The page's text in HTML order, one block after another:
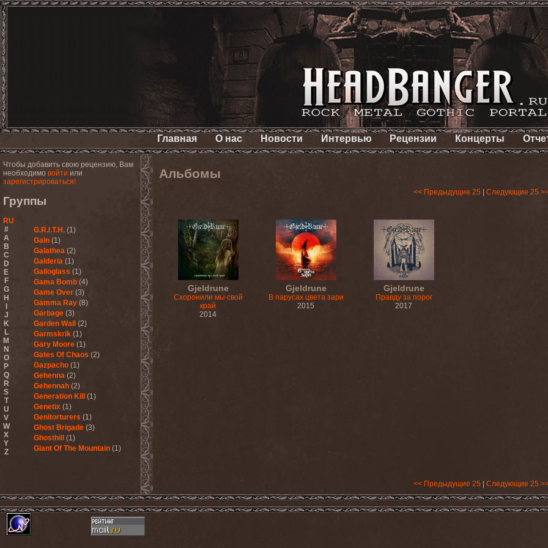
Главная О нас Новости Интервью Рецензии Концерты
Чтобы добавить свою рецензию, Вам
необходимо войти или
зарегистрироваться!
Группы
RU
#
A
B
C
D
E
F
G
H
J
K
L
M
N
O
P
Q
R
S
T
U
V
W
X
Y
Z
G.R.I.T.H. (1)
Gain (1)
Galathea (2)
Galderia (1)
Galloglass (1)
Gama Bomb (4)
Game Over (3)
Gamma Ray (8)
Garbage (3)
Garden Wall
(2)
Garmskrik (1)
Gary Moore (1)
Gates Of Chaos (2)
Gazpacho (1)
Gehenna (2)
Gehennah (2)
Generation Kill
(1)
Genetix (1)
Genitorturers (1)
Ghost Brigade (3)
Ghosthill
(1)
Giant Of The Mountain (1)
Glenn Hughes (2)
Glittertind (2)
(1)
Альбомы
<< Предыдущие 25 Следующие 25
Gjeldrune
Схоронили мы свой
край
2014
Gjeldrune
В парусах цвета зари
2015
Gjeldrune
Правду за порог
2017
<< Предыдущие 25 Следующие 25